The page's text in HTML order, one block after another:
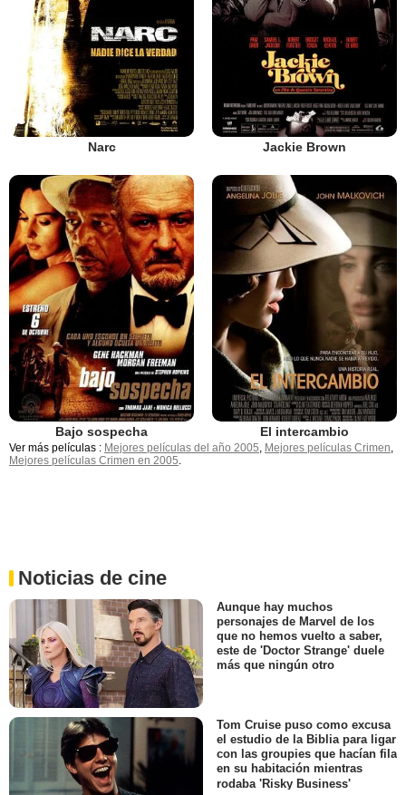
Narc Jackie Brown
Bajo sospecha El intercambio
Ver más películas : Mejores películas del año 2005 Mejores películas Crimen
Mejores películas Crimen en 2005
Noticias de cine
Aunque hay muchos
personajes de Marvel de los
que no hemos vuelto a saber,
este de 'Doctor Strange' duele
más que ningún otro
Tom Cruise puso como excusa
el estudio de la Biblia para ligar
con las groupies que hacían fila
en su habitación mientras
rodaba 'Risky Business'